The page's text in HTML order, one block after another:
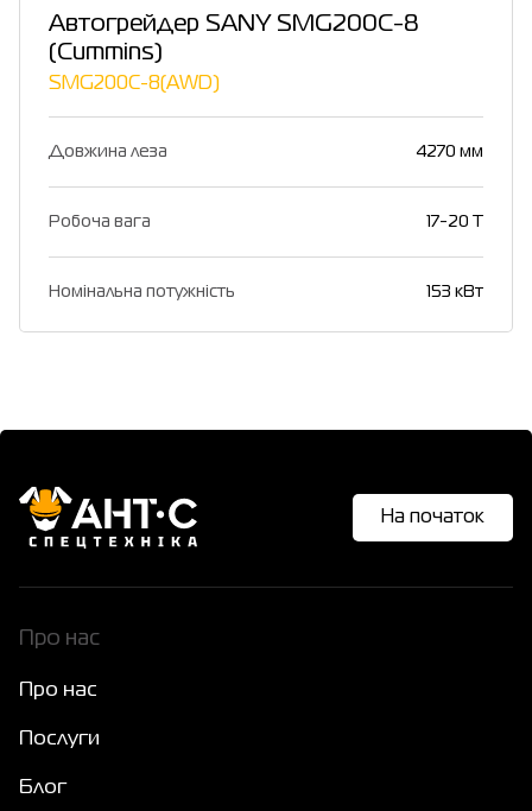
Автогрейдер SANY SMG200C-8
(Cummins)
SMG200C-8(AWD)
Довжина леза 4270 мм
Робоча вага 17-20 T
Номінальна потужність 153 кВт
На початок
Про нас
Про нас
Послуги
Блог